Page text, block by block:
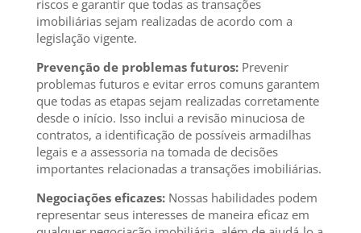
riscos e garantir que todas as transações
imobiliárias sejam realizadas de acordo com a
legislação vigente.
Prevenção de problemas futuros:Prevenir
problemas futuros e evitar erros comuns garantem
que todas as etapas sejam realizadas corretamente
desde o início. Isso inclui a revisão minuciosa de
contratos, a identificação de possíveis armadilhas
legais e a assessoria na tomada de decisões
importantes relacionadas a transações imobiliárias.
Negociações eficazes:Nossas habilidades podem
representar seus interesses de maneira eficaz em